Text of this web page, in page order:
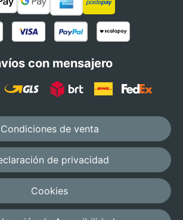
con mensajero
Condiciones de venta
de privacidad
Cookies